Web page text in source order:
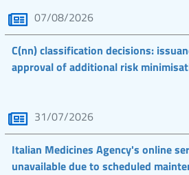
07/08/2026
C(nn) classification decisions:
approval of additional risk
31/07/2026
Italian Medicines Agency's online
unavailable due to scheduled